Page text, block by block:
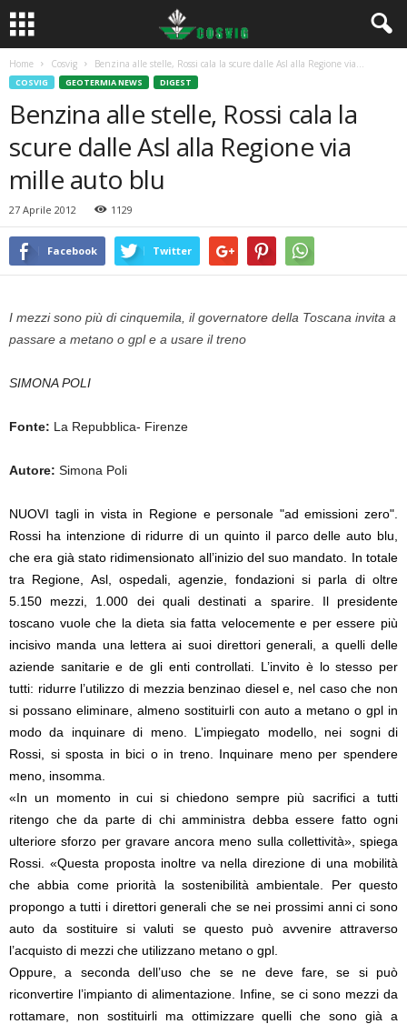
Home Cosvig Benzina alle stelle, Rossi cala la scure dalle Asl alla Regione via...
COSVIG GEOTERMIA NEWS DIGEST
Benzina alle stelle, Rossi cala la
scure dalle Asl alla Regione via
mille auto blu
27 Aprile 2012 1129
Facebook Twitter
I mezzi sono più di cinquemila, il governatore della Toscana invita a
passare a metano o gpl e a usare il treno
SIMONA POLI
Fonte: La Repubblica- Firenze
Autore: Simona Poli
NUOVI tagli in vista in Regione e personale "ad emissioni zero".
Rossi ha intenzione di ridurre di un quinto il parco delle auto blu,
che era già stato ridimensionato all’inizio del suo mandato. In totale
tra Regione, Asl, ospedali, agenzie, fondazioni si parla di oltre
5.150 mezzi, 1.000 dei quali destinati a sparire. Il presidente
toscano vuole che la dieta sia fatta velocemente e per essere più
incisivo manda una lettera ai suoi direttori generali, a quelli delle
aziende sanitarie e de gli enti controllati. L’invito è lo stesso per
tutti: ridurre l’utilizzo di mezzia benzinao diesel e, nel caso che non
si possano eliminare, almeno sostituirli con auto a metano o gpl in
modo da inquinare di meno. L’impiegato modello, nei sogni di
Rossi, si sposta in bici o in treno. Inquinare meno per spendere
meno, insomma.
«In un momento in cui si chiedono sempre più sacrifici a tutti
ritengo che da parte di chi amministra debba essere fatto ogni
ulteriore sforzo per gravare ancora meno sulla collettività», spiega
Rossi. «Questa proposta inoltre va nella direzione di una mobilità
che abbia come priorità la sostenibilità ambientale. Per questo
propongo a tutti i direttori generali che se nei prossimi anni ci sono
auto da sostituire si valuti se questo può avvenire attraverso
l’acquisto di mezzi che utilizzano metano o gpl.
Oppure, a seconda dell’uso che se ne deve fare, se si può
riconvertire l’impianto di alimentazione. Infine, se ci sono mezzi da
rottamare, non sostituirli ma ottimizzare quelli che sono già a